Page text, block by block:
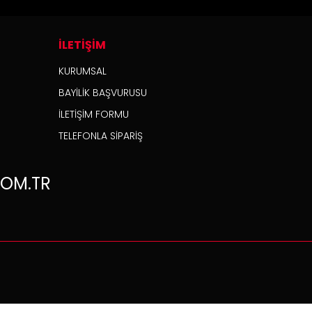
İLETİŞİM
KURUMSAL
BAYİLİK BAŞVURUSU
İLETİŞİM FORMU
TELEFONLA SİPARİŞ